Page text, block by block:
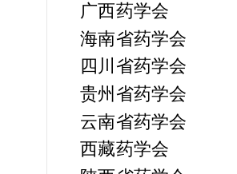
广西药学会
海南省药学会
四川省药学会
贵州省药学会
云南省药学会
西藏药学会